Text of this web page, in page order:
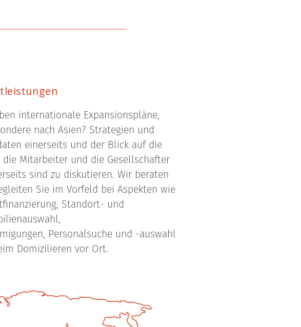
internationale Expansionspläne,
nach Asien? Strategien und
einerseits und der Blick auf die
die Mitarbeiter und die Gesellschafter
sind zu diskutieren. Wir beraten
Sie im Vorfeld bei Aspekten wie
Standort- und
Personalsuche und -auswahl
Domizilieren vor Ort.